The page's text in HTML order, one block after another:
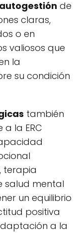
autogestión de
claras,
o en
valiosos que
la
su condición
también
la ERC
terapia
salud mental
un equilibrio
positiva
a la